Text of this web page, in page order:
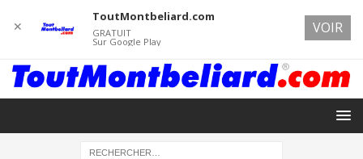
✕
ToutMontbeliard.com
GRATUIT
Sur Google Play
VOIR